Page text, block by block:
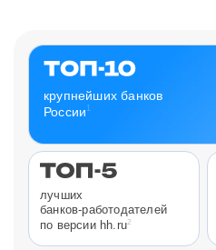
крупнейших банков
России 1
лучших
банков-работодателей
по версии hh.ru2